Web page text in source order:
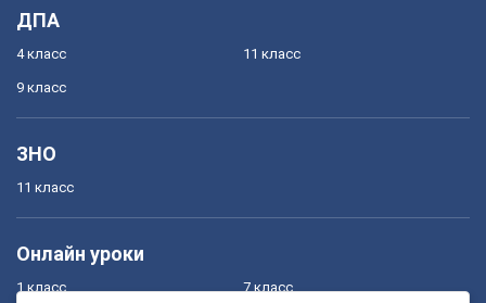
ДПА
4 класс
9 класс
11 класс
ЗНО
11 класс
Онлайн уроки
1 класс 7 класс